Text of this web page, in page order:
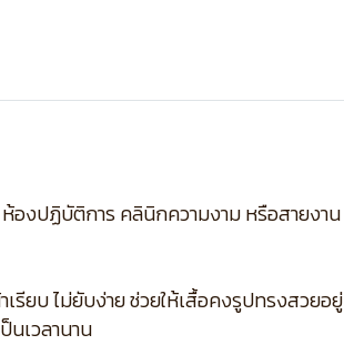
องปฏิบัติการ คลินิกความงาม หรือสายงาน
ยบ ไม่ยับง่าย ช่วยให้เสื้อคงรูปทรงสวยอยู่
นเวลานาน